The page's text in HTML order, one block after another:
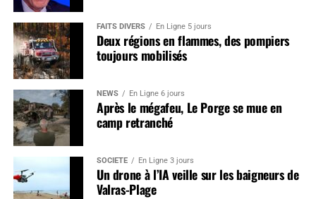
FAITS DIVERS En Ligne 5 jours
Deux régions en flammes, des pompiers
toujours mobilisés
NEWS En Ligne 6 jours
Après le mégafeu, Le Porge se mue en
camp retranché
SOCIÉTÉ En Ligne 3 jours
Un drone à l’IA veille sur les baigneurs de
Valras-Plage